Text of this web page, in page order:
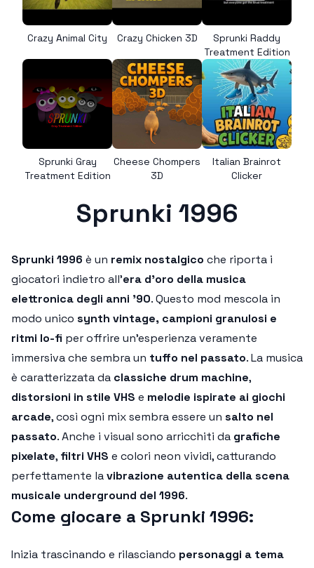
Crazy Animal City Crazy Chicken 3D
Sprunki Raddy
Treatment Edition
Sprunki Gray
Treatment Edition
Cheese Chompers
3D
Italian Brainrot
Clicker
Sprunki 1996
Sprunki 1996 è un remix nostalgico che riporta i
giocatori indietro all'era d'oro della musica
elettronica degli anni '90. Questo mod mescola in
modo unico synth vintage, campioni granulosi e
ritmi lo-fi per offrire un'esperienza veramente
immersiva che sembra un tuffo nel passato. La musica
è caratterizzata da classiche drum machine,
distorsioni in stile VHS e melodie ispirate ai giochi
arcade, così ogni mix sembra essere un salto nel
passato. Anche i visual sono arricchiti da grafiche
pixelate, filtri VHS e colori neon vividi, catturando
perfettamente lavibrazione autentica della scena
musicale underground del 1996.
Come giocare a Sprunki 1996:
Inizia trascinando e rilasciando personaggi a tema